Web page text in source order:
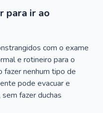
para ir ao
com o exame
e rotineiro para o
nenhum tipo de
pode evacuar e
fazer duchas